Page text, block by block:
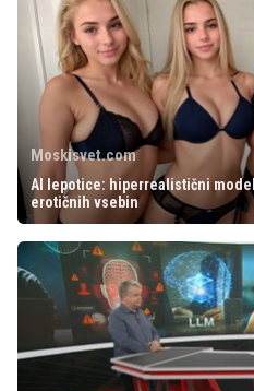
Moskisvet.com
AI lepotice: hiperrealistični
erotičnih vsebin